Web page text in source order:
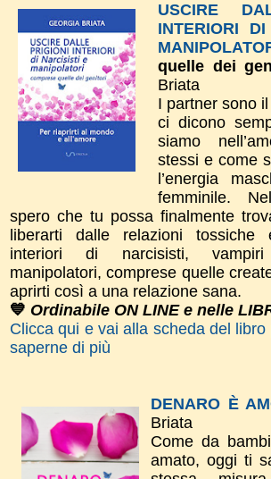
USCIRE
INTERIORI
quelle dei
Briata
I partner sono
ci dicono
siamo
stessi e come
l’energia
femminile.
spero che tu possa finalmente
liberarti dalle relazioni tossiche
interiori di narcisisti,
manipolatori, comprese quelle
aprirti così a una relazione sana.
💙 Ordinabile ON LINE e nelle
Clicca qui e vai alla scheda del
saperne di più
DENARO È
Briata
Come da
amato, oggi ti